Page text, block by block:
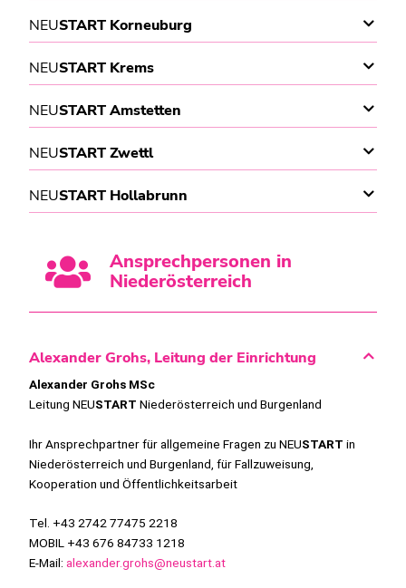
NEUSTART Korneuburg
NEUSTART Krems
NEUSTART Amstetten
NEUSTART Zwettl
NEUSTART Hollabrunn
Ansprechpersonen in
Niederösterreich
Alexander Grohs, Leitung der Einrichtung
Alexander Grohs MSc
Leitung NEUSTART Niederösterreich und Burgenland
Ihr Ansprechpartner für allgemeine Fragen zuNEUSTART in
Niederösterreich und Burgenland, für Fallzuweisung,
Kooperation und Öffentlichkeitsarbeit
Tel. +43 2742 77475 2218
MOBIL +43 676 84733 1218
E-Mail:alexander.grohs@neustart.at